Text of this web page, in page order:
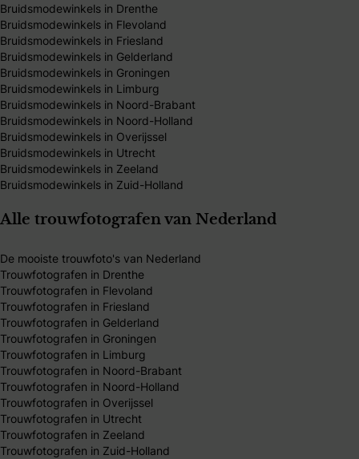
Bruidsmodewinkels in Drenthe
Bruidsmodewinkels in Flevoland
Bruidsmodewinkels in Friesland
Bruidsmodewinkels in Gelderland
Bruidsmodewinkels in Groningen
Bruidsmodewinkels in Limburg
Bruidsmodewinkels in Noord-Brabant
Bruidsmodewinkels in Noord-Holland
Bruidsmodewinkels in Overijssel
Bruidsmodewinkels in Utrecht
Bruidsmodewinkels in Zeeland
Bruidsmodewinkels in Zuid-Holland
Alle trouwfotografen van Nederland
De mooiste trouwfoto's van Nederland
Trouwfotografen in Drenthe
Trouwfotografen in Flevoland
Trouwfotografen in Friesland
Trouwfotografen in Gelderland
Trouwfotografen in Groningen
Trouwfotografen in Limburg
Trouwfotografen in Noord-Brabant
Trouwfotografen in Noord-Holland
Trouwfotografen in Overijssel
Trouwfotografen in Utrecht
Trouwfotografen in Zeeland
Trouwfotografen in Zuid-Holland